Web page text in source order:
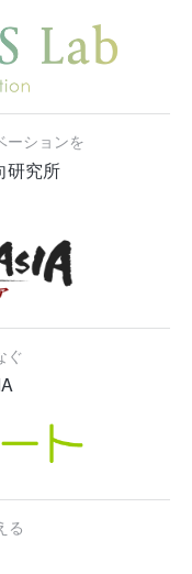
ーションを
研究所
ぐ
る